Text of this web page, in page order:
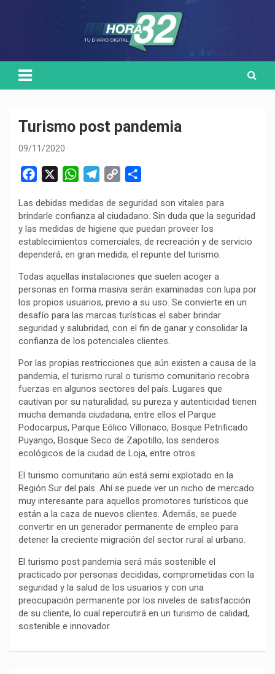
Turismo post pandemia
09/11/2020
c
e
b
o
k
W
a
t
s
A
p
l
e
g
r
m
p
y
L
i
k
m
p
a
r
i
r
Las debidas medidas de seguridad son vitales para
brindarle confianza al ciudadano. Sin duda que la seguridad
y las medidas de higiene que puedan proveer los
establecimientos comerciales, de recreación y de servicio
dependerá, en gran medida, el repunte del turismo.
Todas aquellas instalaciones que suelen acoger a
personas en forma masiva serán examinadas con lupa por
los propios usuarios, previo a su uso. Se convierte en un
desafío para las marcas turísticas el saber brindar
seguridad y salubridad, con el fin de ganar y consolidar la
confianza de los potenciales clientes.
Por las propias restricciones que aún existen a causa de la
pandemia, el turismo rural o turismo comunitario recobra
fuerzas en algunos sectores del país. Lugares que
cautivan por su naturalidad, su pureza y autenticidad tienen
mucha demanda ciudadana, entre ellos el Parque
Podocarpus, Parque Eólico Villonaco, Bosque Petrificado
Puyango, Bosque Seco de Zapotillo, los senderos
ecológicos de la ciudad de Loja, entre otros.
El turismo comunitario aún está semi explotado en la
Región Sur del país. Ahí se puede ver un nicho de mercado
muy interesante para aquellos promotores turísticos que
están a la caza de nuevos clientes. Además, se puede
convertir en un generador permanente de empleo para
detener la creciente migración del sector rural al urbano.
El turismo post pandemia será más sostenible el
practicado por personas decididas, comprometidas con la
seguridad y la salud de los usuarios y con una
preocupación permanente por los niveles de satisfacción
de su cliente, lo cual repercutirá en un turismo de calidad,
sostenible e innovador.